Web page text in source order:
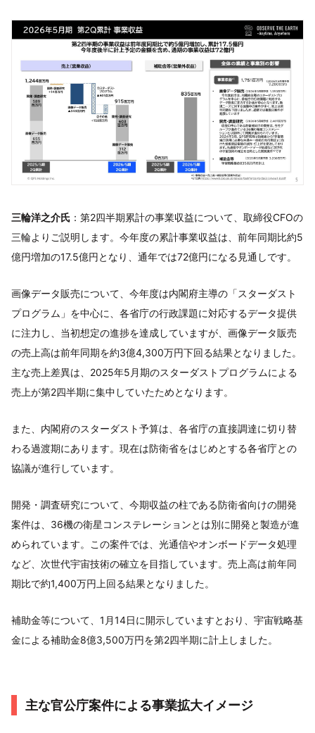
三輪洋之介氏 ：第2四半期累計の事業収益について、取締役CFOの
三輪よりご説明します。今年度の累計事業収益は、前年同期比約5
億円増加の17.5億円となり、通年では72億円になる見通しです。
画像データ販売について、今年度は内閣府主導の「スターダスト
プログラム」を中心に、各省庁の行政課題に対応するデータ提供
に注力し、当初想定の進捗を達成していますが、画像データ販売
の売上高は前年同期を約3億4,300万円下回る結果となりました。
主な売上差異は、2025年5月期のスターダストプログラムによる
売上が第2四半期に集中していたためとなります。
また、内閣府のスターダスト予算は、各省庁の直接調達に切り替
わる過渡期にあります。現在は防衛省をはじめとする各省庁との
協議が進行しています。
開発・調査研究について、今期収益の柱である防衛省向けの開発
案件は、36機の衛星コンステレーションとは別に開発と製造が進
められています。この案件では、光通信やオンボードデータ処理
など、次世代宇宙技術の確立を目指しています。売上高は前年同
期比で約1,400万円上回る結果となりました。
補助金等について、1月14日に開示していますとおり、宇宙戦略基
金による補助金8億3,500万円を第2四半期に計上しました。
主な官公庁案件による事業拡大イメージ